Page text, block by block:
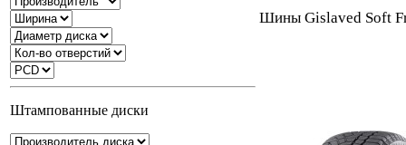
Штампованные диски
Шины Gislaved Soft